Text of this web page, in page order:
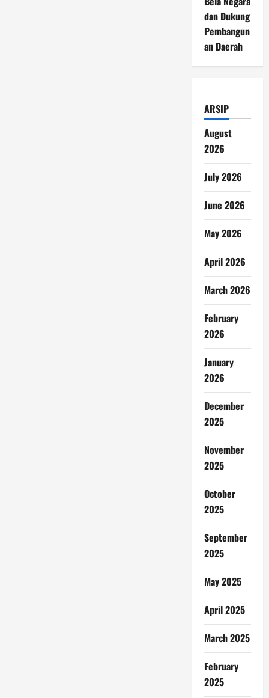
dan Dukung
Pembangun
an Daerah
ARSIP
August
2026
July 2026
June 2026
May 2026
April 2026
March 2026
February
2026
January
2026
December
2025
November
2025
October
2025
September
2025
May 2025
April 2025
March 2025
February
2025